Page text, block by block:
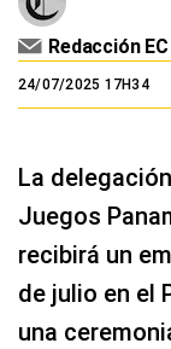
Redacción EC
24/07/2025 17H34
La
Juegos
recibirá un
de julio en el
una